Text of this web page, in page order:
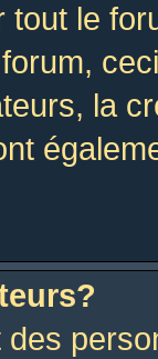
tout le
la